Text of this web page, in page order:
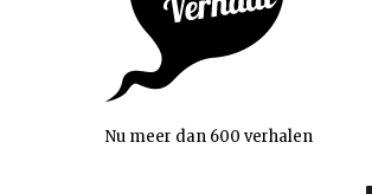
Nu meer dan 600 verhalen